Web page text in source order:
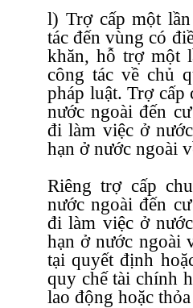
l) Trợ cấp một
tác đến vùng có
khăn, hỗ trợ một
công tác về chủ
pháp luật. Trợ
nước ngoài đến
đi làm việc ở
hạn ở nước ngoài
Riêng trợ cấp
nước ngoài đến
đi làm việc ở
hạn ở nước ngoài
tại quyết định
quy chế tài chính
lao động hoặc